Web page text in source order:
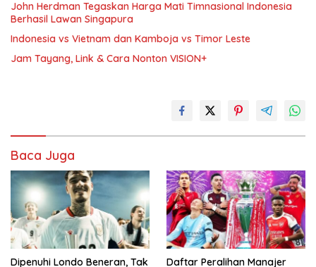
John Herdman Tegaskan Harga Mati Timnasional Indonesia
Berhasil Lawan Singapura
Indonesia vs Vietnam dan Kamboja vs Timor Leste
Jam Tayang, Link & Cara Nonton VISION+
Baca Juga
Dipenuhi Londo Beneran, Tak Daftar Peralihan Manajer